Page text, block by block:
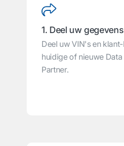
1. Deel uw gegevens
Deel uw VIN's en
huidige of nieuwe
Partner.